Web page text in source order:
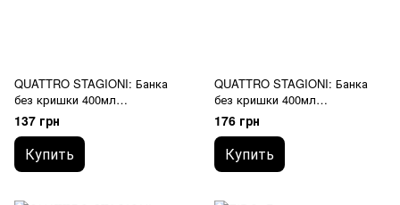
QUATTRO STAGIONI: Банка
без кришки 400мл
365642F01121990 BORMIOLI
ROCCO
137 грн
Купить
QUATTRO STAGIONI: Банка
без кришки 400мл
365642M04321990 BORMIOLI
ROCCO
176 грн
Купить